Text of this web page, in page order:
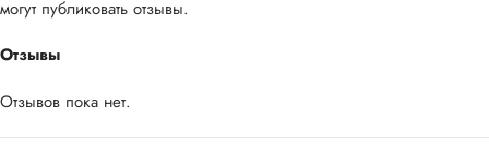
Отзывы
Отзывов пока нет.
могут публиковать отзывы.